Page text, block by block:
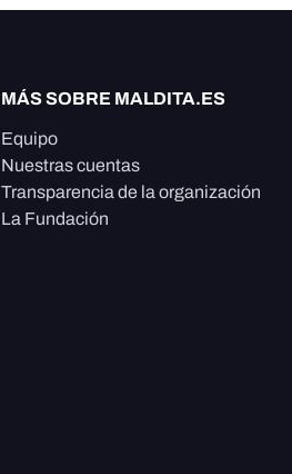
MÁS SOBRE MALDITA.ES
Equipo
Nuestras cuentas
Transparencia de la organización
La Fundación